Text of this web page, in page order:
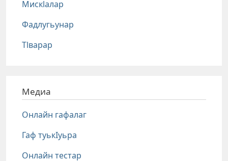
Мискlалар
Фадлугьунар
Тlварар
Медиа
Онлайн гафалаг
Гаф туькIуьра
Онлайн тестар